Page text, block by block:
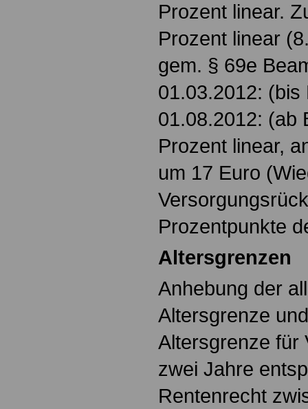
Prozent linear.
Prozent linear
gem. § 69e
01.03.2012: (bis
01.08.2012: (ab
Prozent linear,
um 17 Euro
Prozentpunkte
Altersgrenzen
Anhebung der
Altersgrenze
Altersgrenze für
zwei Jahre
Rentenrecht